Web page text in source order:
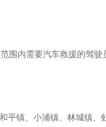
内需要汽车救援的驾
镇、小浦镇、林城镇